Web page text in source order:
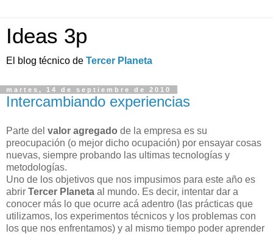
Ideas 3p
El blog técnico de Tercer Planeta
martes, 14 de septiembre de 2010
Intercambiando experiencias
Parte del valor agregado de la empresa es su
preocupación (o mejor dicho ocupación) por ensayar cosas
nuevas, siempre probando las ultimas tecnologías y
metodologías.
Uno de los objetivos que nos impusimos para este año es
abrir Tercer Planeta al mundo. Es decir, intentar dar a
conocer más lo que ocurre acá adentro (las prácticas que
utilizamos, los experimentos técnicos y los problemas con
los que nos enfrentamos) y al mismo tiempo poder aprender